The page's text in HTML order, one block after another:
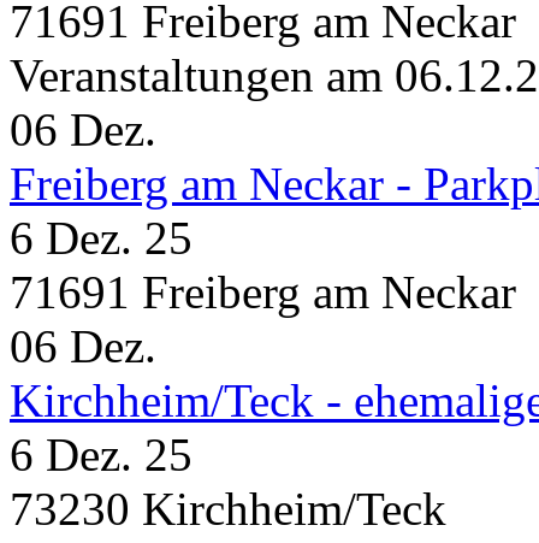
71691 Freiberg am Neckar
Veranstaltungen am
06 Dez.
Freiberg am Neckar -
6 Dez. 25
71691 Freiberg am Neckar
06 Dez.
Kirchheim/Teck -
6 Dez. 25
73230 Kirchheim/Teck